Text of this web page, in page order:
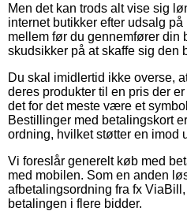
Men det kan trods alt vise sig
internet butikker efter udsalg
mellem før du gennemfører din
skudsikker på at skaffe sig den
Du skal imidlertid ikke overse,
deres produkter til en pris der
det for det meste være et
Bestillinger med betalingskort
ordning, hvilket støtter en imod
Vi foreslår generelt køb med
med mobilen. Som en anden
afbetalingsordning fra fx
betalingen i flere bidder.